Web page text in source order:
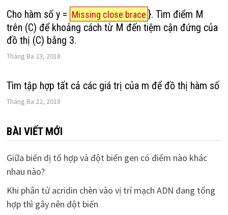
Cho hàm số y = Missing close brace }. Tìm điểm M
trên (C) để khoảng cách từ M đến tiệm cận đứng của
đồ thị (C) bằng 3.
Tháng Ba 23, 2018
Tìm tập hợp tất cả các giá trị của m để đồ thị hàm số
Tháng Ba 22, 2018
BÀI VIẾT MỚI
Giữa biến dị tổ hợp và đột biến gen có điểm nào khác
nhau nào?
Khi phân tử acridin chèn vào vị trí mạch ADN đang tổng
hợp thì gây nên đột biến